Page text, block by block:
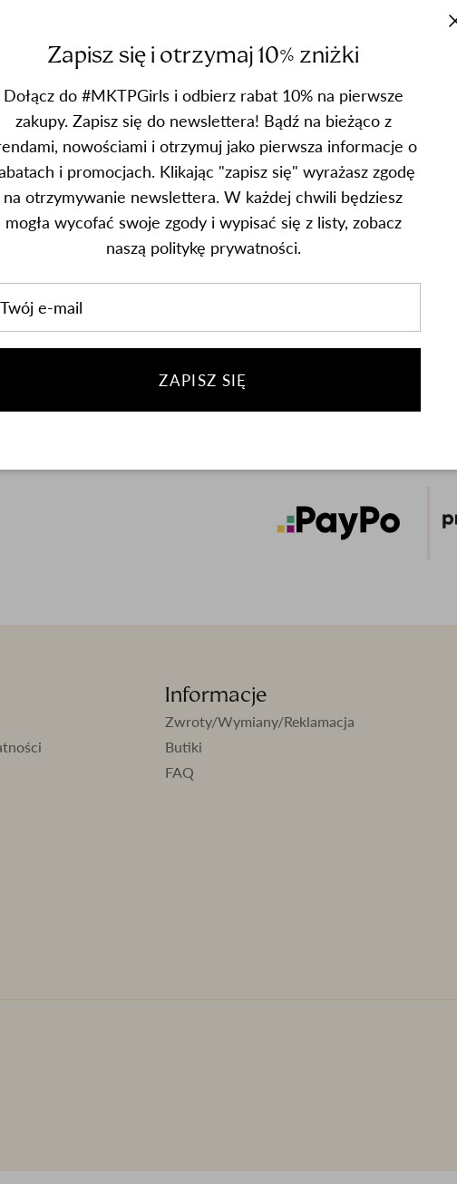
Poszukiwania idealnej czapki na
trzeci już model z naszej
najwyższej jakości, mięsistej i -
merino extra fine oraz
niemu Gentle Cashmere jest
nazwa nie jest tu przypadkowa.
Gentle Cashmere to subtelny,
krótszy krój.
Z nią zapomnicie o
Ostrzegamy tylko, z noszeniem
Wymiary: Szerokość na dole
Informacje
Zwroty/Wymiany/Reklamacja
Butiki
FAQ
Zapisz się i otrzymaj 10% zniżki
Dołącz do #MKTPGirls i odbierz rabat 10% na pierwsze
zakupy. Zapisz się do newslettera! Bądź na bieżąco z
nowościami i otrzymuj jako pierwsza informacje o
i promocjach. Klikając "zapisz się" wyrażasz zgodę
na otrzymywanie newslettera. W każdej chwili będziesz
mogła wycofać swoje zgody i wypisać się z listy, zobacz
naszą politykę prywatności.
ZAPISZ SIĘ